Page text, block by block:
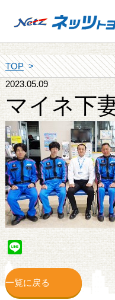
TOP
2023.05.09
マイネ下
Line
一覧に戻る